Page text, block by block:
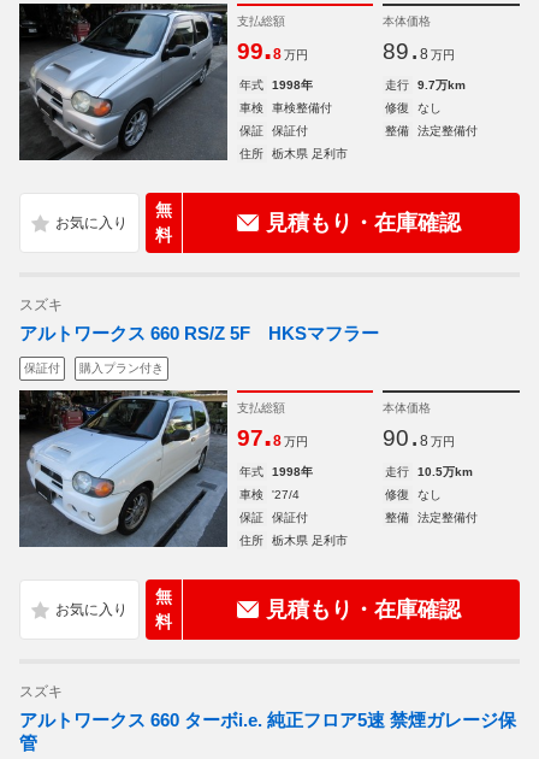
支払総額
99.8 万円
本体価格
89. 8 万円
年式 1998年 走行
9.7万km
車検
車検整備付 修復
なし
保証
保証付 整備
法定整備付
住所
栃木県 足利市
無
料
見積もり・在庫確認
スズキ
アルトワークス 660 RS/Z 5F HKSマフラー
保証付 購入プラン付き
支払総額
97.8 万円
本体価格
90. 8 万円
年式 1998年 走行
10.5万km
車検
'27/4 修復
なし
保証
保証付 整備
法定整備付
住所
栃木県 足利市
無
料
見積もり・在庫確認
スズキ
アルトワークス 660 ターボi.e. 純正フロア5速 禁煙ガレージ保
管